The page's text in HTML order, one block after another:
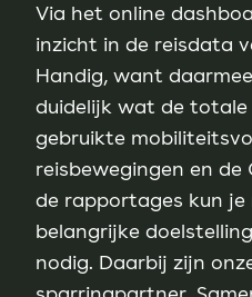
Via het online
inzicht in de reisdata
Handig, want
duidelijk wat de
gebruikte
reisbewegingen en
de rapportages kun
belangrijke
nodig. Daarbij zijn